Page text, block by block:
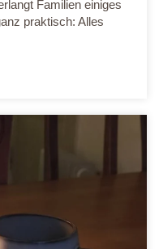
Familien einiges
praktisch: Alles